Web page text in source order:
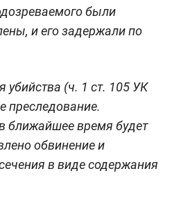
были
и его задержали по
убийства (ч. 1 ст. 105 УК
преследование.
ближайшее время будет
обвинение и
в виде содержания